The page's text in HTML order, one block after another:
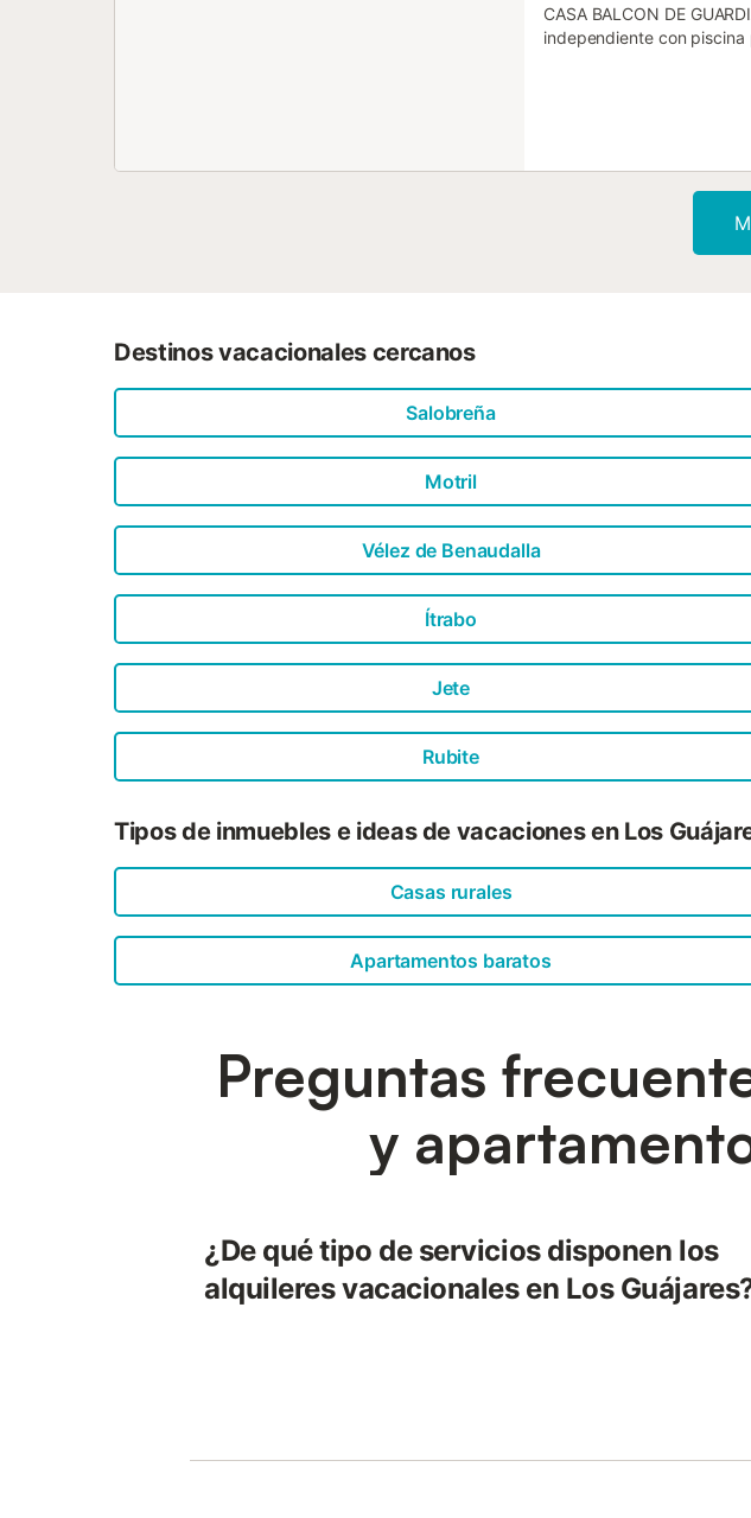
CASA BALCON DE
independiente con
montañas y al valle. Por
cubierta tipo salón, una
piscina y una
Pruebe los deliciosos
BALCON DE GUARDIA
con zona de estar tiene
Destinos vacacionales cercanos
Salobreña
Motril
Vélez de Benaudalla
Ítrabo
Jete
Rubite
Tipos de inmuebles e ideas de vacaciones en Los
Casas rurales
Apartamentos baratos
Preguntas
y
¿De qué tipo de servicios disponen los
alquileres vacacionales en Los